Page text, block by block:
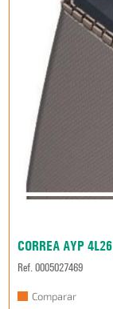
CORREA AYP 4L26
Ref. 0005027469
Comparar